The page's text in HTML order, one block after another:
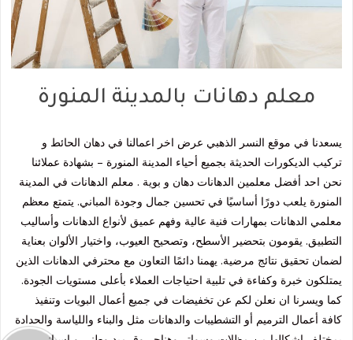
معلم دهانات بالمدينة المنورة
يسعدنا في موقع النسر الذهبي عرض اخر اعمالنا في دهان الحائط و
تركيب الديكورات الحديثة بجميع أحياء المدينة المنورة – بشهادة عملائنا
نحن احد أفضل معلمين الدهانات دهان و بوية . معلم الدهانات في المدينة
المنورة يلعب دورًا أساسيًا في تحسين جمال وجودة المباني. يتمتع معظم
معلمي الدهانات بمهارات فنية عالية وفهم عميق لأنواع الدهانات وأساليب
التطبيق. يقومون بتحضير الأسطح، وتصحيح العيوب، واختيار الألوان بعناية
لضمان تحقيق نتائج مرضية. يهمنا دائمًا التعاون مع محترفي الدهانات الذين
يمتلكون خبرة وكفاءة في تلبية احتياجات العملاء بأعلى مستويات الجودة.
كما ويسرنا ان نعلن لكم عن تخفيضات في جميع أعمال البويات وتنفيذ
كافة أعمال الترميم أو التشطيبات والدهانات مثل والبناء واللياسة والحدادة